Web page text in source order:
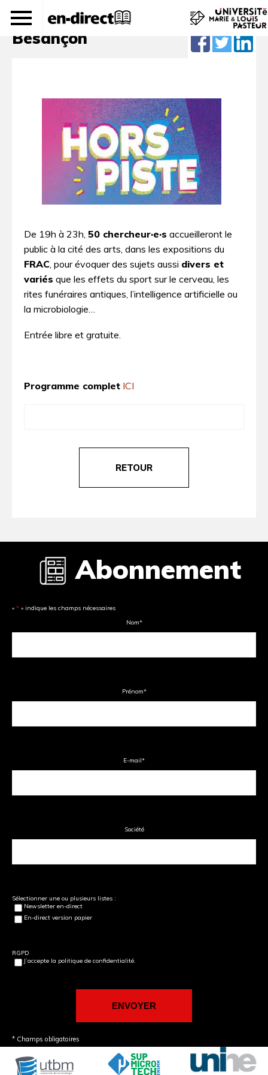
Nuit des chercheur·e·s –
Besançon
De 19h à 23h, 50 chercheur·e·s accueilleront le
public à la cité des arts, dans les expositions du
FRAC, pour évoquer des sujets aussi divers et
variés que les effets du sport sur le cerveau, les
rites funéraires antiques, l’intelligence artificielle ou
la microbiologie…
Entrée libre et gratuite.
Programme complet ICI
RETOUR
Abonnement
« * » indique les champs nécessaires
Nom*
Prénom*
E-mail*
Société
Sélectionner une ou plusieurs listes :
Newsletter en-direct
En-direct version papier
RGPD
J’accepte la politique de confidentialité.
* Champs obligatoires